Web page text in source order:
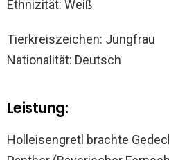
Ethnizität: Weiß
Tierkreiszeichen: Jungfrau
Nationalität: Deutsch
Leistung:
Holleisengretl brachte